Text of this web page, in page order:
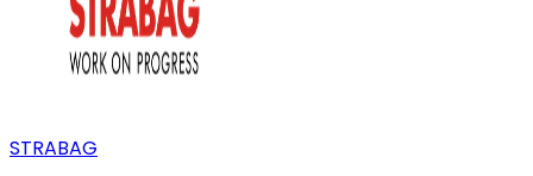
STRABAG